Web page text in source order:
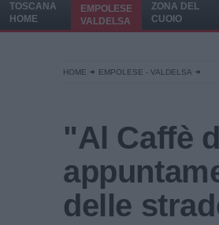
TOSCANA
HOME
EMPOLESE
VALDELSA
ZONA DEL
CUOIO
HOME EMPOLESE - VALDELSA
"Al Caffè
delle